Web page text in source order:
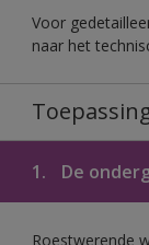
Voor
naar het
1. De
Roestwerende